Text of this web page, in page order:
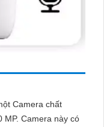
Camera chất
có